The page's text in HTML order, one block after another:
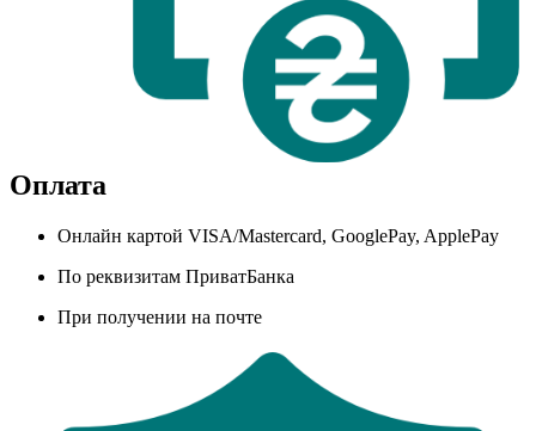
Оплата
Онлайн картой VISA/Mastercard, GooglePay, ApplePay
По реквизитам ПриватБанка
При получении на почте